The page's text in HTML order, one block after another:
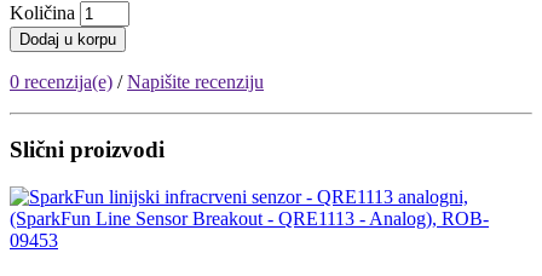
Količina
Dodaj u korpu
0 recenzija(e) /Napišite recenziju
Slični proizvodi